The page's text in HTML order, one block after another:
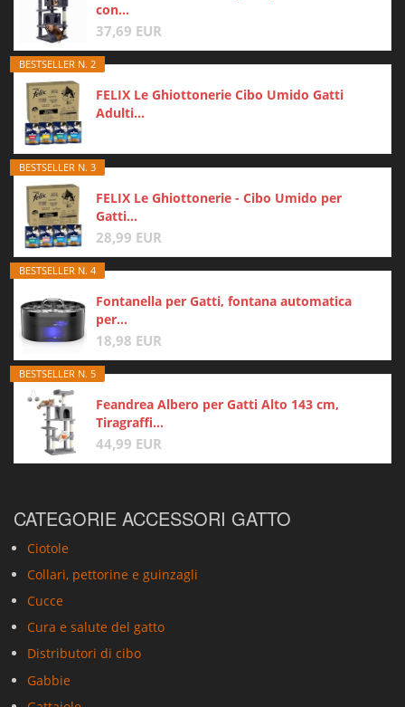
con...
37,69 EUR
BESTSELLER N. 2
FELIX Le Ghiottonerie Cibo Umido Gatti
Adulti...
BESTSELLER N. 3
FELIX Le Ghiottonerie - Cibo Umido per
Gatti...
28,99 EUR
BESTSELLER N. 4
Fontanella per Gatti, fontana automatica
per...
18,98 EUR
BESTSELLER N. 5
Feandrea Albero per Gatti Alto 143 cm,
Tiragraffi...
44,99 EUR
CATEGORIE ACCESSORI GATTO
Ciotole
Collari, pettorine e guinzagli
Cucce
Cura e salute del gatto
Distributori di cibo
Gabbie